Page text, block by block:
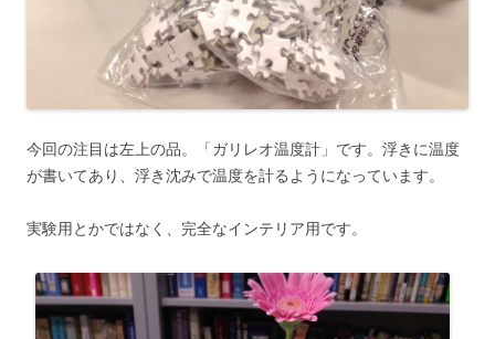
今回の注目は左上の品。「ガリレオ温度計」です。浮きに温度
が書いてあり、浮き沈みで温度を計るようになっています。
実験用とかではなく、完全なインテリア用です。